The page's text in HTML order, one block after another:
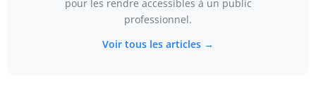
pour les rendre accessibles à un public
professionnel.
Voir tous les articles →